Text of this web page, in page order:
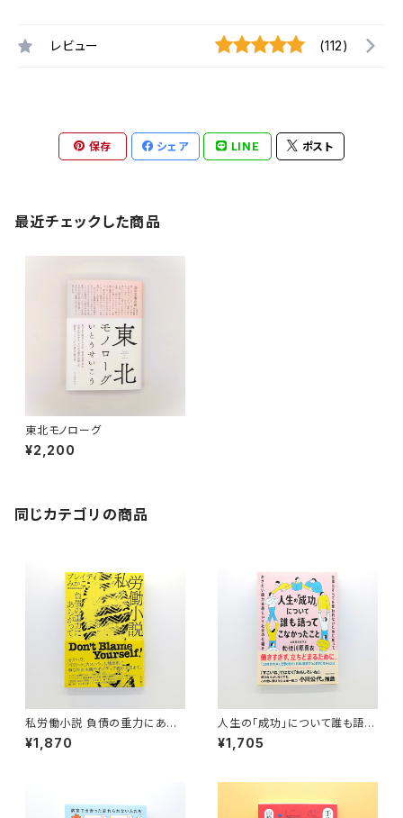
レビュー (112)
保存 シェア LINE ポスト
最近チェックした商品
東北モノローグ
¥2,200
同じカテゴリの商品
私労働小説 負債の重力にあら
がって
¥1,870
人生の「成功」について誰も語っ
てこなかったこと 仕事にすべて
を奪われないために知っておき
¥1,705